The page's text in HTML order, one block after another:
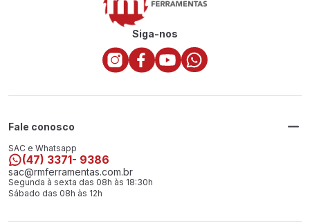
Siga-nos
Fale conosco
SAC e Whatsapp
(47) 3371- 9386
sac@rmferramentas.com.br
Segunda à sexta das 08h às 18:30h
Sábado das 08h às 12h